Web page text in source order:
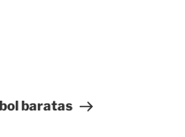
baratas